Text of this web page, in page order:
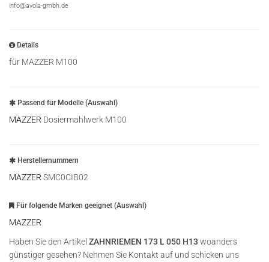
info@avola-gmbh.de
Details
für MAZZER M100
Passend für Modelle (Auswahl)
MAZZER Dosiermahlwerk M100
Herstellernummern
MAZZER SMC0CIB02
Für folgende Marken geeignet (Auswahl)
MAZZER
Haben Sie den Artikel ZAHNRIEMEN 173 L 050 H13 woanders
günstiger gesehen? Nehmen Sie Kontakt auf und schicken uns